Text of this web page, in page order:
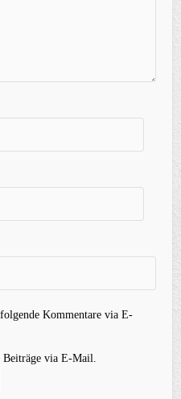
Kommentare via E-
Beiträge via E-Mail.